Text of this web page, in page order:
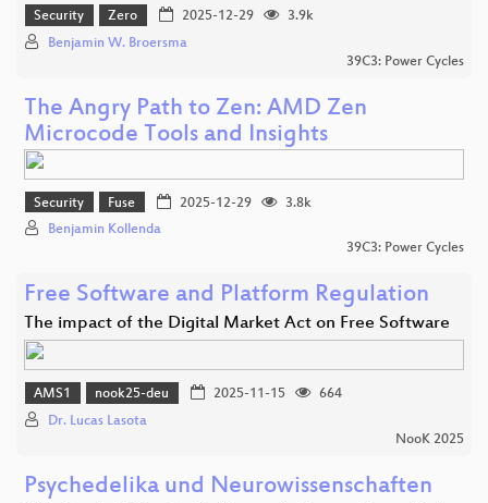
Security Zero 2025-12-29
3.9k
Benjamin W. Broersma
39C3: Power Cycles
The Angry Path to Zen: AMD Zen
Microcode Tools and Insights
Security Fuse 2025-12-29
3.8k
Benjamin Kollenda
39C3: Power Cycles
Free Software and Platform Regulation
The impact of the Digital Market Act on Free Software
AMS1 nook25-deu 2025-11-15
664
Dr. Lucas Lasota
NooK 2025
Psychedelika und Neurowissenschaften